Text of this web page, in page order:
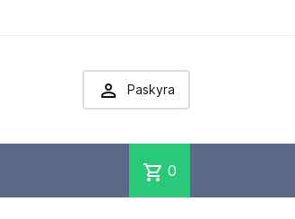
 Paskyra
shopping_cart 0